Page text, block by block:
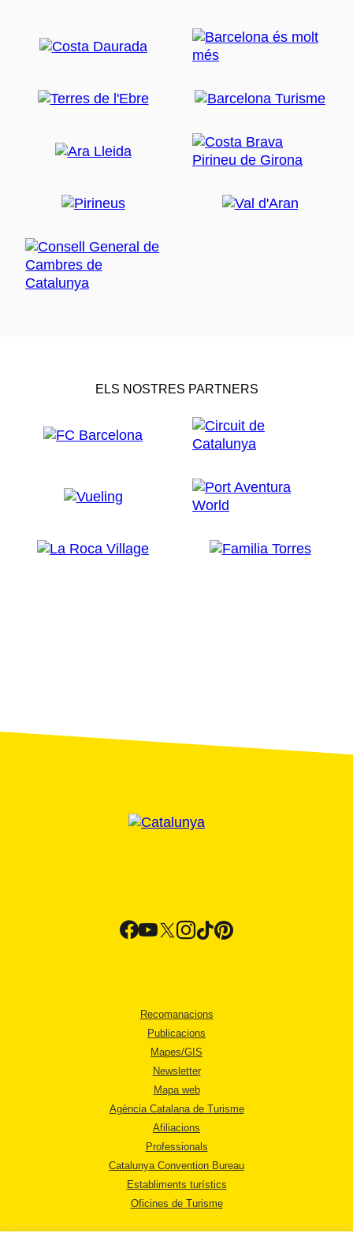
ELS NOSTRES PARTNERS
Recomanacions
Publicacions
Mapes/GIS
Newsletter
Mapa web
Agència Catalana de Turisme
Afiliacions
Professionals
Catalunya Convention Bureau
Establiments turístics
Oficines de Turisme